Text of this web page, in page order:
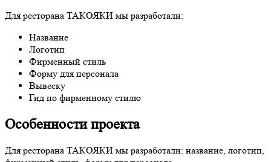
Для ресторана ТАКОЯКИ мы разработали:
Название
Логотип
Фирменный стиль
Форму для персонала
Вывеску
Гид по фирменному стилю
Особенности проекта
Для ресторана ТАКОЯКИ мы разработали: название, логотип,